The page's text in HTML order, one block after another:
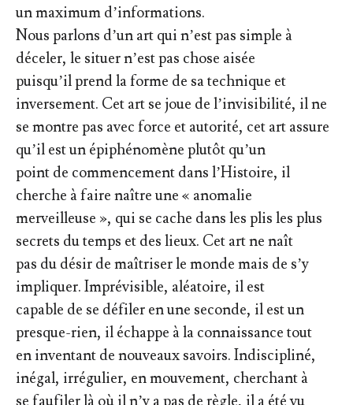
un maximum d’informations.
Nous parlons d’un art qui n’est pas simple à
déceler, le situer n’est pas chose aisée
puisqu’il prend la forme de sa technique et
inversement. Cet art se joue de l’invisibilité, il ne
se montre pas avec force et autorité, cet art assure
qu’il est un épiphénomène plutôt qu’un
point de commencement dans l’Histoire, il
cherche à faire naître une « anomalie
merveilleuse », qui se cache dans les plis les plus
secrets du temps et des lieux. Cet art ne naît
pas du désir de maîtriser le monde mais de s’y
impliquer. Imprévisible, aléatoire, il est
capable de se défiler en une seconde, il est un
presque-rien, il échappe à la connaissance tout
en inventant de nouveaux savoirs. Indiscipliné,
inégal, irrégulier, en mouvement, cherchant à
se faufiler là où il n’y a pas de règle, il a été vu